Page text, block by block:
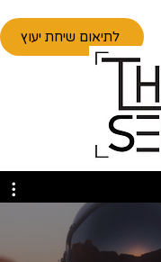
לתיאום שיחת יעוץ